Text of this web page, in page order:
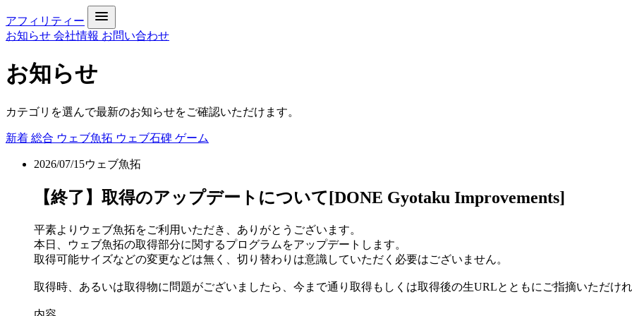
アフィリティー
お知らせ 会社情報 お問い合わせ
お知らせ
カテゴリを選んで最新のお知らせをご確認いただけます。
新着 総合 ウェブ魚拓 ウェブ石碑 ゲーム
2026/07/15ウェブ魚拓
【終了】取得のアップデートについて[DONE Gyotaku Improvements]
平素よりウェブ魚拓をご利用いただき、ありがとうございます。
本日、ウェブ魚拓の取得部分に関するプログラムをアップデートします。
取得可能サイズなどの変更などは無く、切り替わりは意識していただく必要はございません。
取得時、あるいは取得物に問題がございましたら、今まで通り取得もしくは取得後の生URLとともにご指摘いただけれ